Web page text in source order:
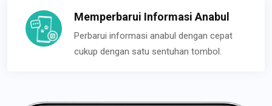
Memperbarui Informasi Anabul
Perbarui informasi anabul dengan cepat
cukup dengan satu sentuhan tombol.